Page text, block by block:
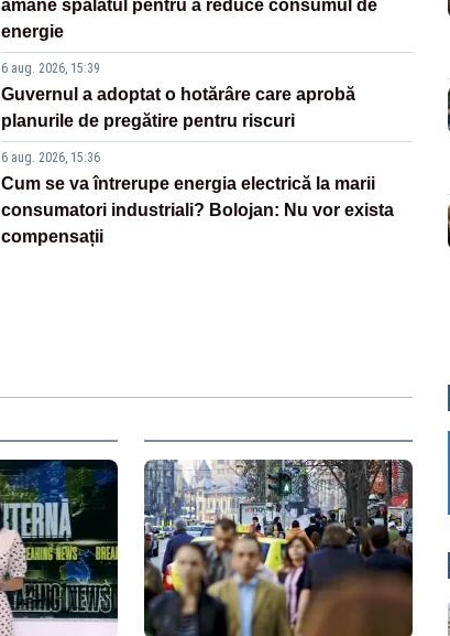
amâne spălatul pentru a reduce consumul de
energie
6 aug. 2026, 15:39
Guvernul a adoptat o hotărâre care aprobă
planurile de pregătire pentru riscuri
6 aug. 2026, 15:36
Cum se va întrerupe energia electrică la marii
consumatori industriali? Bolojan: Nu vor exista
compensații